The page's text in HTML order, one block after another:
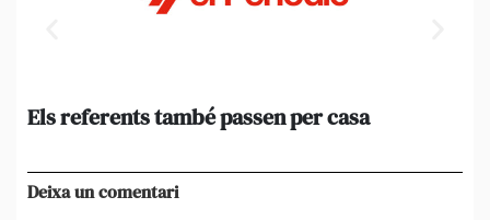
Els referents també passen per casa
Deixa un comentari